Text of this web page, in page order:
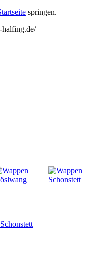
springen.
halfing.de/